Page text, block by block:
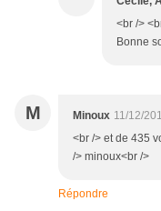
<br />
Bonne
M Minoux 11/12/
<br /> et de 435
/> minoux<br />
Répondre